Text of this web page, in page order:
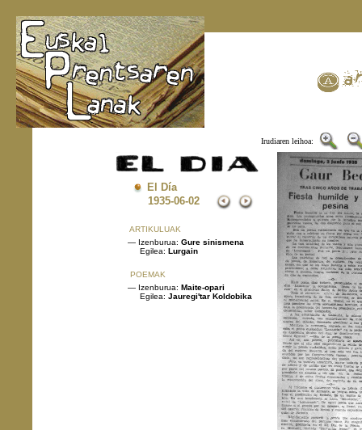
Irudiaren leihoa:
El Día
1935-06-02
ARTIKULUAK
— Izenburua: Gure sinismena
Egilea: Lurgain
POEMAK
— Izenburua: Maite-opari
Egilea: Jauregi'tar Koldobika